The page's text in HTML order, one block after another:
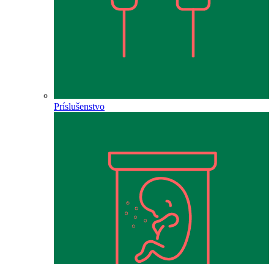
Príslušenstvo